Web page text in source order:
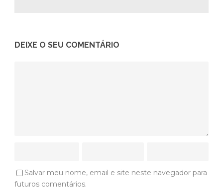
DEIXE O SEU COMENTÁRIO
Salvar meu nome, email e site neste navegador para
futuros comentários.